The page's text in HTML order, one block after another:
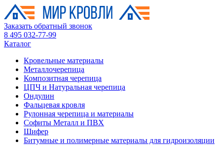
Заказать обратный звонок
8 495 032-77-99
Каталог
Кровельные материалы
Металлочерепица
Композитная черепица
ЦПЧ и Натуральная черепица
Ондулин
Фальцевая кровля
Рулонная черепица и материалы
Софиты Металл и ПВХ
Шифер
Битумные и полимерные материалы для гидроизоляции